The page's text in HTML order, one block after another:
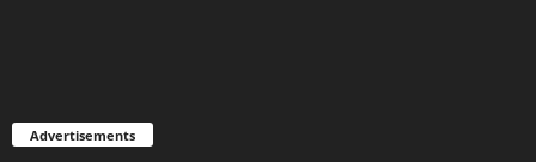
Advertisements